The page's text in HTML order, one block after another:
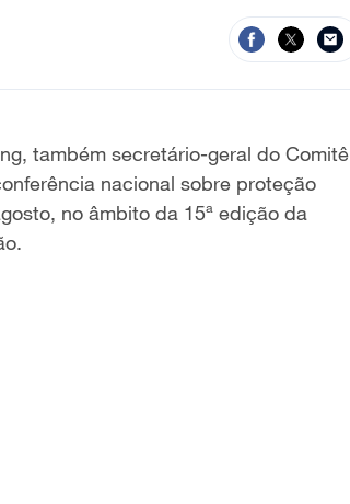
também secretário-geral do Comitê
nacional sobre proteção
no âmbito da 15ª edição da